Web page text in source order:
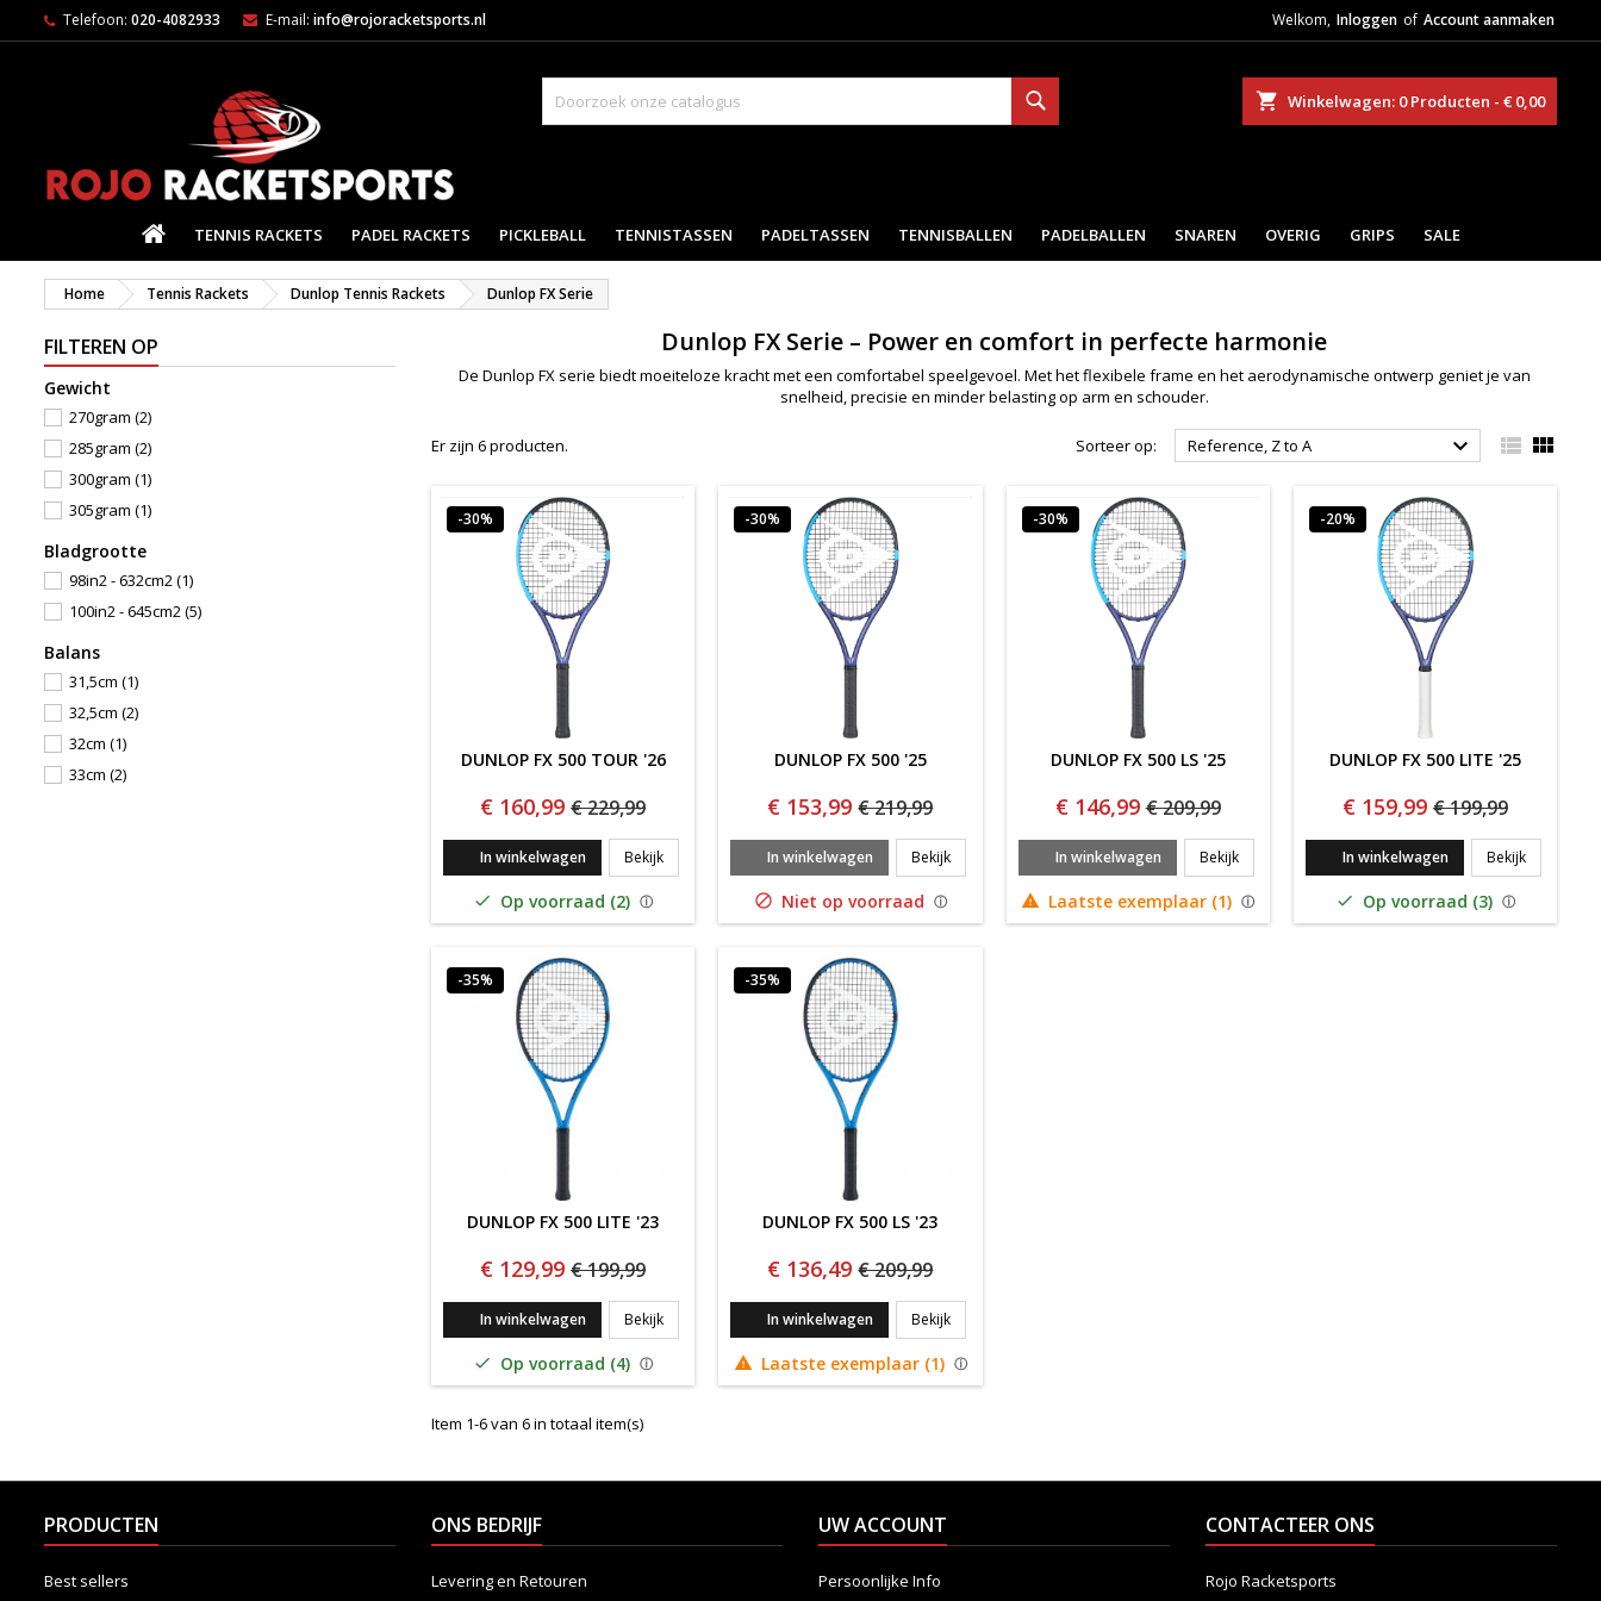
Telefoon: 020-4082933 E-mail: info@rojoracketsports.nl Welkom, Inloggen of Account aanmaken
Winkelwagen 0 Producten - € 0,00
HOMETENNIS RACKETS PADEL RACKETS PICKLEBALL TENNISTASSEN PADELTASSEN TENNISBALLEN PADELBALLEN SNAREN OVERIG GRIPS SALE
Home Tennis Rackets Dunlop Tennis Rackets Dunlop FX Serie
FILTEREN OP
Gewicht
270gram (2)
285gram (2)
300gram (1)
305gram (1)
Bladgrootte
98in2 - 632cm2(1)
100in2 - 645cm2(5)
Balans
31,5cm (1)
32,5cm (2)
32cm (1)
33cm (2)
Dunlop FX Serie – Power en comfort in perfecte harmonie
De Dunlop FX serie biedt moeiteloze kracht met een comfortabel speelgevoel. Met het flexibele frame en het aerodynamische ontwerp geniet je van
snelheid, precisie en minder belasting op arm en schouder.
Er zijn 6 producten. Sorteer op: Reference, Z to A   
-30%
DUNLOP FX 500 TOUR '26
€ 160,99 € 229,99
In winkelwagen BekijkDUNLOP FX 500 TOUR '26
 Op voorraad (2)
-30%
DUNLOP FX 500 '25
€ 153,99 € 219,99
In winkelwagen BekijkDUNLOP FX 500 '25
 Niet op voorraad
-30%
DUNLOP FX 500 LS '25
€ 146,99 € 209,99
In winkelwagen BekijkDUNLOP FX 500 LS '25
 Laatste exemplaar (1)
-20%
DUNLOP FX 500 LITE '25
€ 159,99 € 199,99
In winkelwagen BekijkDUNLOP
 Op voorraad (3)
-35%
DUNLOP FX 500 LITE '23
€ 129,99 € 199,99
In winkelwagen BekijkDUNLOP FX 500 Lite '23
 Op voorraad (4)
-35%
DUNLOP FX 500 LS '23
€ 136,49 € 209,99
In winkelwagen BekijkDUNLOP FX 500 LS '23
 Laatste exemplaar (1)
Item 1-6 van 6 in totaal item(s)
PRODUCTEN
Best sellers
ONS BEDRIJF
Levering en Retouren
UW ACCOUNT
Persoonlijke Info
CONTACTEER ONS
Rojo Racketsports